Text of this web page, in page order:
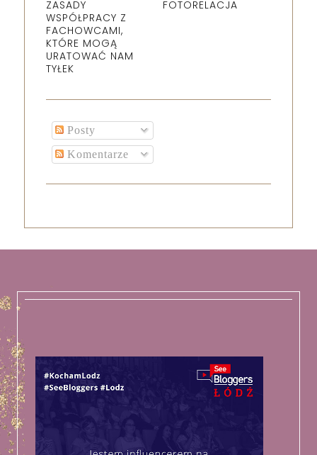
ZASADY
WSPÓŁPRACY Z
FACHOWCAMI,
KTÓRE MOGĄ
URATOWAĆ NAM
TYŁEK
FOTORELACJA
Posty
Komentarze